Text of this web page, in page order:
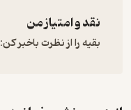
نقد و امتیاز من
بقیه را از نظرت باخبر کن: